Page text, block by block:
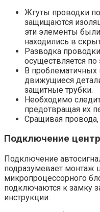
Жгуты проводки
защищаются
эти элементы
находились в
Разводка
осуществляется
В проблематичных
движущиеся
защитные трубки.
Необходимо
предотвращая их
Сращивая провода,
Подключение
Подключение
подразумевает монтаж
микропроцессорного
подключаются к замку
инструкции: